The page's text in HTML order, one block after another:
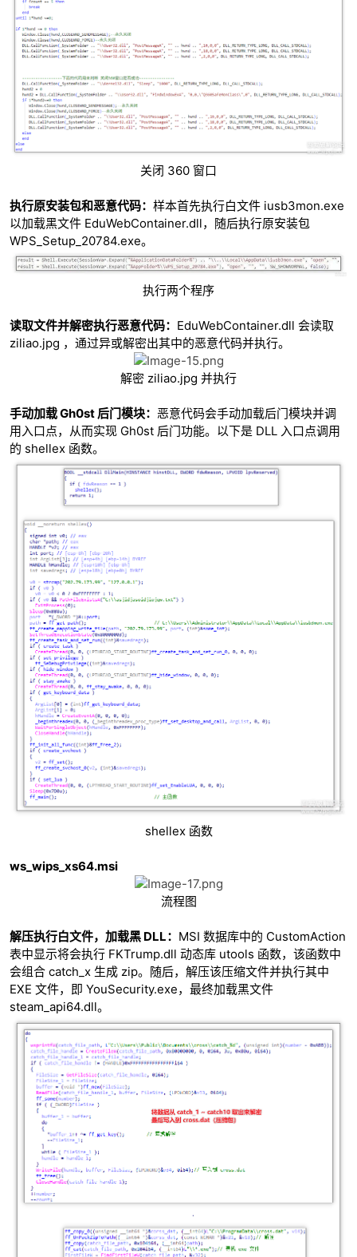
关闭 360 窗口
执行原安装包和恶意代码： 样本首先执行白文件 iusb3mon.exe
以加载黑文件 EduWebContainer.dll，随后执行原安装包
WPS_Setup_20784.exe。
执行两个程序
读取文件并解密执行恶意代码： EduWebContainer.dll 会读取
ziliao.jpg ，通过异或解密出其中的恶意代码并执行。
解密 ziliao.jpg 并执行
手动加载 Gh0st 后门模块： 恶意代码会手动加载后门模块并调
用入口点，从而实现 Gh0st 后门功能。以下是 DLL 入口点调用
的 shellex 函数。
shellex 函数
ws_wips_xs64.msi
流程图
解压执行白文件，加载黑 DLL： MSI 数据库中的 CustomAction
表中显示将会执行 FKTrump.dll 动态库 utools 函数，该函数中
会组合 catch_x 生成 zip。随后，解压该压缩文件并执行其中
EXE 文件，即 YouSecurity.exe，最终加载黑文件
steam_api64.dll。